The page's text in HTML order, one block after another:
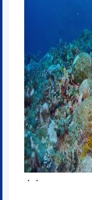
・・